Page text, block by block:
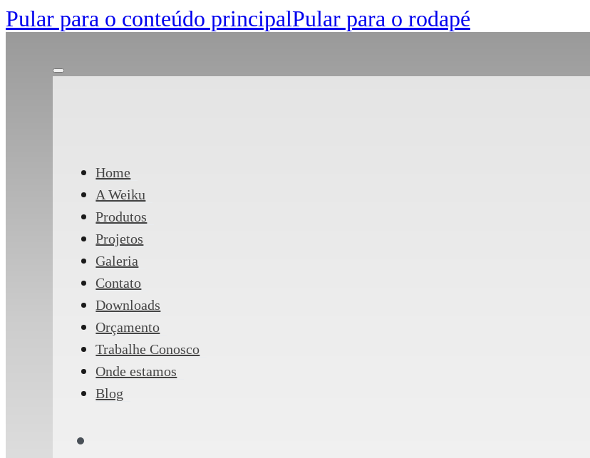
Pular para o conteúdo principalPular para o rodapé
Home
A Weiku
Produtos
Projetos
Galeria
Contato
Downloads
Orçamento
Trabalhe Conosco
Onde estamos
Blog